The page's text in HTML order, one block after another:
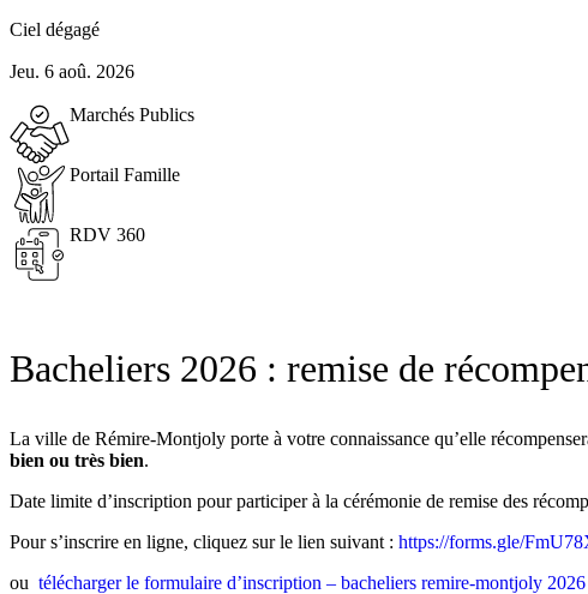
Ciel dégagé
Jeu. 6 aoû. 2026
Marchés Publics
Portail Famille
RDV 360
Bacheliers 2026 : remise de
La ville de Rémire-Montjoly porte à votre connaissance qu’elle
bien ou très bien.
Date limite d’inscription pour participer à la cérémonie de remise des
Pour s’inscrire en ligne, cliquez sur le lien suivant : https://forms.gle/
ou télécharger le formulaire d’inscription – bacheliers remire-montjoly 2026